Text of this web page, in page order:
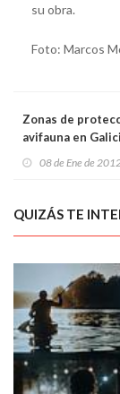
su obra.
Foto: Marcos
Zonas de
avifauna en
08 de Ene de
QUIZÁS TE